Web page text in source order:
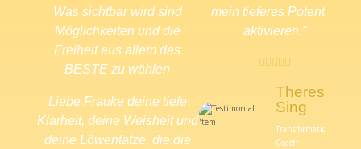
Was sichtbar wird sind
Möglichkeiten und die
Freiheit aus allem das
BESTE zu wählen
Liebe Frauke deine tiefe
Klarheit, deine Weisheit und
deine Löwentatze, die die
mein tieferes Potential
aktivieren."
    
Theresa
Sing
Transformations
Coach